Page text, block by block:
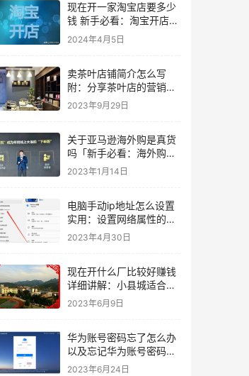
现在开一家淘宝店要多少
钱 新手必看：淘宝开店相
关费用明细
2024年4月5日
卖茶叶店铺简介怎么写
附：分享茶叶店的营销模
式
2023年9月29日
关于亚马逊海外购是真货
吗「新手必看：海外购物
商城平台推荐」
2023年1月14日
电脑手动ip地址怎么设置
实用：设置网络属性的方
法
2023年4月30日
现在开什么厂比较好赚钱
详细讲解：小县城适合开
哪些加工厂
2023年6月9日
华为账号密码忘了怎么办
以及忘记华为账号密码找
回步骤
2023年6月24日